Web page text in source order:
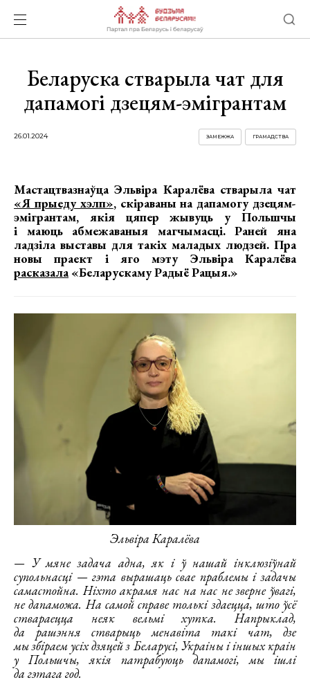
Беларуска стварыла чат для
дапамогі дзецям-эмігрантам
26.01.2024 ГРАМАДСТВА
ЗАМЕЖЖА
Мастацтвазнаўца Эльвіра Каралёва стварыла чат
«Я прыеду хэлп», скіраваны на дапамогу дзецям-
эмігрантам, якія цяпер жывуць у Польшчы
і маюць абмежаваныя магчымасці. Раней яна
ладзіла выставы для такіх маладых людзей. Пра
новы праект і яго мэту Эльвіра Каралёва
расказала«Беларускаму Радыё Рацыя.»
Эльвіра Каралёва
— У мяне задача адна, як і ў нашай інклюзіўнай
супольнасці — гэта вырашаць свае праблемы і задачы
самастойна. Ніхто акрамя нас на нас не зверне ўвагі,
не дапаможа. На самой справе толькі здаецца, што ўсё
ствараецца неяк вельмі хутка. Напрыклад,
да рашэння стварыць менавіта такі чат, дзе
мы збіраем усіх дзяцей з Беларусі, Украіны і іншых краін
у Польшчы, якія патрабуюць дапамогі, мы ішлі
да гэтага год.